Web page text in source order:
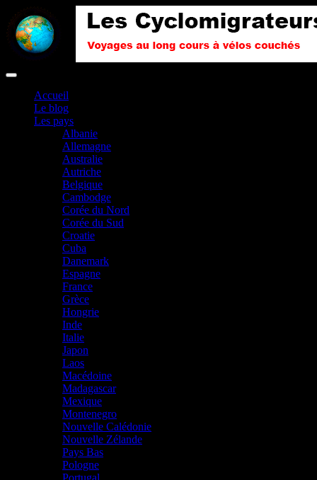
Accueil
Le blog
Les pays
Albanie
Allemagne
Australie
Autriche
Belgique
Cambodge
Corée du Nord
Corée du Sud
Croatie
Cuba
Danemark
Espagne
France
Grèce
Hongrie
Inde
Italie
Japon
Laos
Macédoine
Madagascar
Mexique
Montenegro
Nouvelle Calédonie
Nouvelle Zélande
Pays Bas
Pologne
Portugal